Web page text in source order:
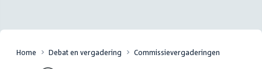
Home Debat en vergadering Commissievergaderingen